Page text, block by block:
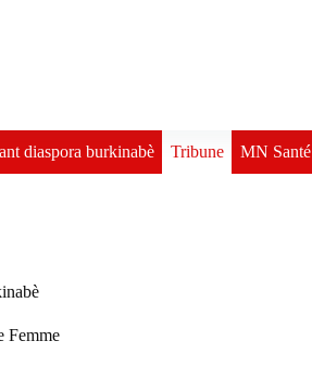
diaspora burkinabè Tribune MN Santé
Femme